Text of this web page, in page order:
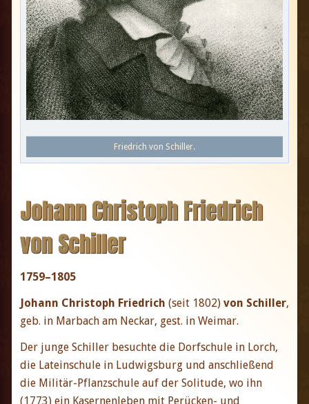
Friedrich von Schiller.
Johann Christoph Friedrich
von Schiller
1759–1805
Johann Christoph Friedrich (seit 1802) von Schiller,
geb. in Marbach am Neckar, gest. in Weimar.
Der junge Schiller besuchte die Dorfschule in Lorch,
die Lateinschule in Ludwigsburg und anschließend
die Militär-Pflanzschule auf der Solitude, wo ihn
(1773) ein Kasernenleben mit Perücken- und